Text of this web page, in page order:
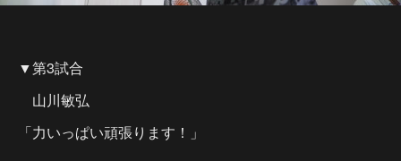
▼第3試合
山川敏弘
「力いっぱい頑張ります！」